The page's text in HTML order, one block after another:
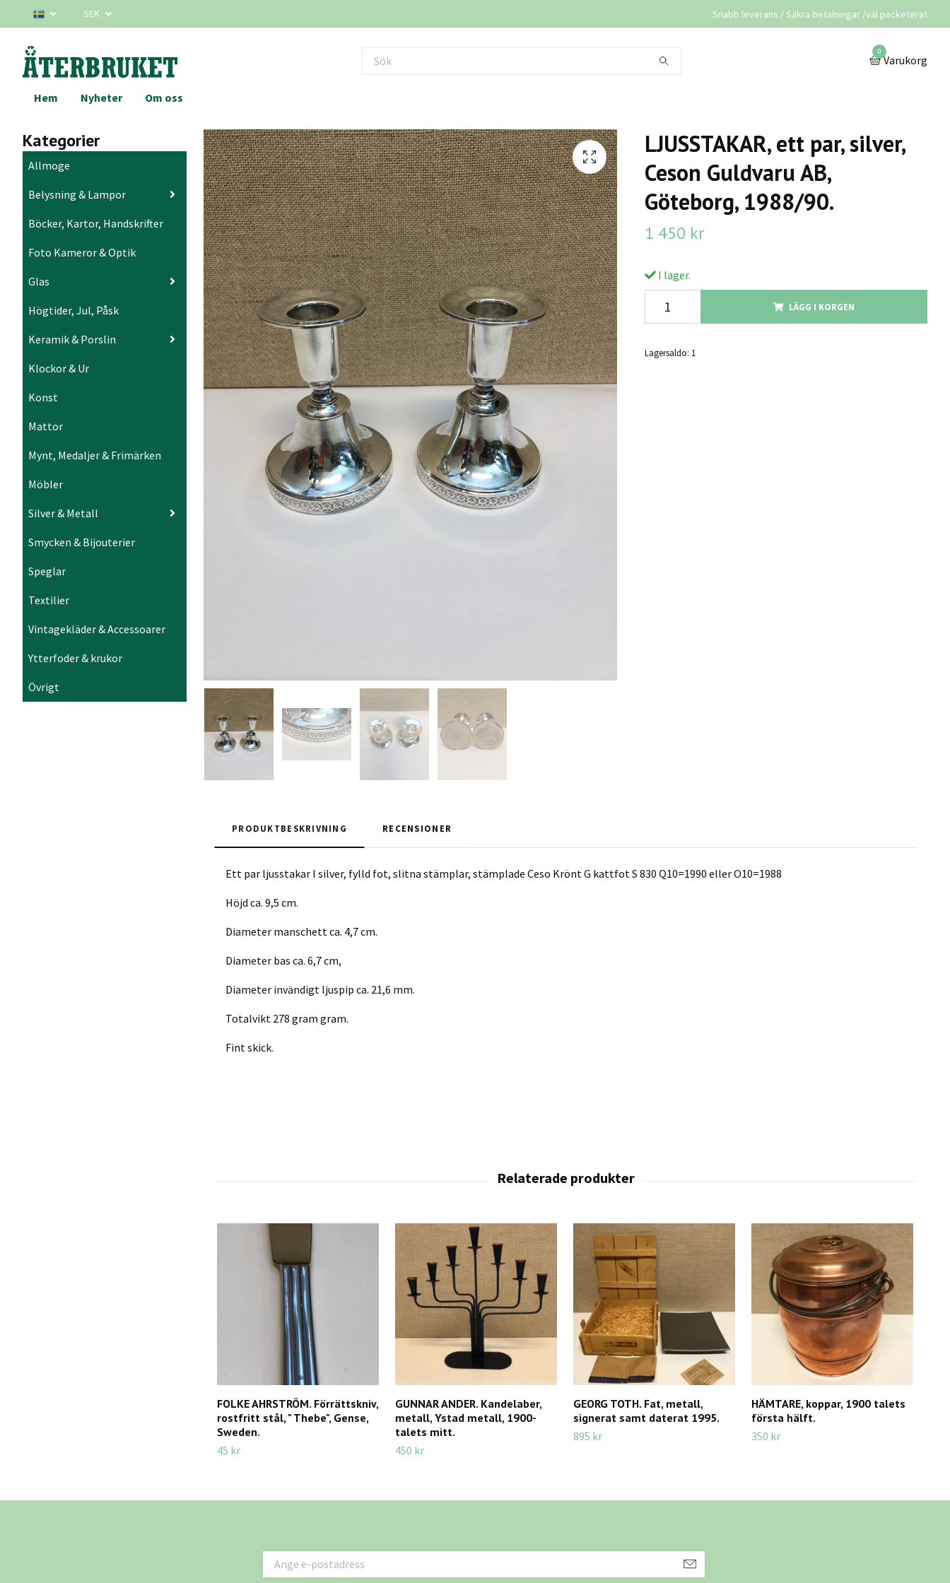
SEK Snabb leverans / Säkra betalningar /väl packeterat
0
Varukorg
Hem Nyheter Om oss
Kategorier
Allmoge
Belysning & Lampor
Böcker, Kartor, Handskrifter
Foto Kameror & Optik
Glas
Högtider, Jul, Påsk
Keramik & Porslin
Klockor & Ur
Konst
Mattor
Mynt, Medaljer & Frimärken
Möbler
Silver & Metall
Smycken & Bijouterier
Speglar
Textilier
Vintagekläder & Accessoarer
Ytterfoder & krukor
Övrigt
LJUSSTAKAR, ett par, silver,
Ceson Guldvaru AB,
Göteborg, 1988/90.
1 450 kr
I lager.
LÄGG I KORGEN
Lagersaldo: 1
PRODUKTBESKRIVNING RECENSIONER
Ett par ljusstakar I silver, fylld fot, slitna stämplar, stämplade Ceso Krönt G kattfot S 830 Q10=1990 eller O10=1988
Höjd ca. 9,5 cm.
Diameter manschett ca. 4,7 cm.
Diameter bas ca. 6,7 cm,
Diameter invändigt ljuspip ca. 21,6 mm.
Totalvikt 278 gram gram.
Fint skick.
FOLKE AHRSTRÖM. Förrättskniv,
rostfritt stål, " Thebe", Gense,
Sweden.
45 kr
GUNNAR ANDER. Kandelaber,
metall, Ystad metall, 1900-
talets mitt.
450 kr
GEORG TOTH. Fat, metall,
signerat samt daterat 1995.
895 kr
HÄMTARE, koppar, 1900 talets
första hälft.
350 kr